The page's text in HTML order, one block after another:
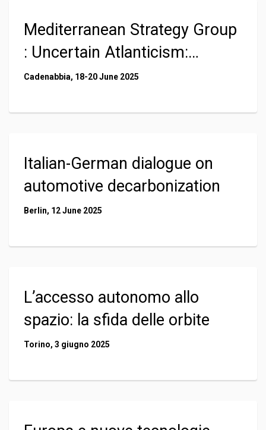
Mediterranean Strategy Group
: Uncertain Atlanticism:
Implications for Mediterranean
Cadenabbia, 18-20 June 2025
Italian-German dialogue on
automotive decarbonization
Berlin, 12 June 2025
L’accesso autonomo allo
spazio: la sfida delle orbite
Torino, 3 giugno 2025